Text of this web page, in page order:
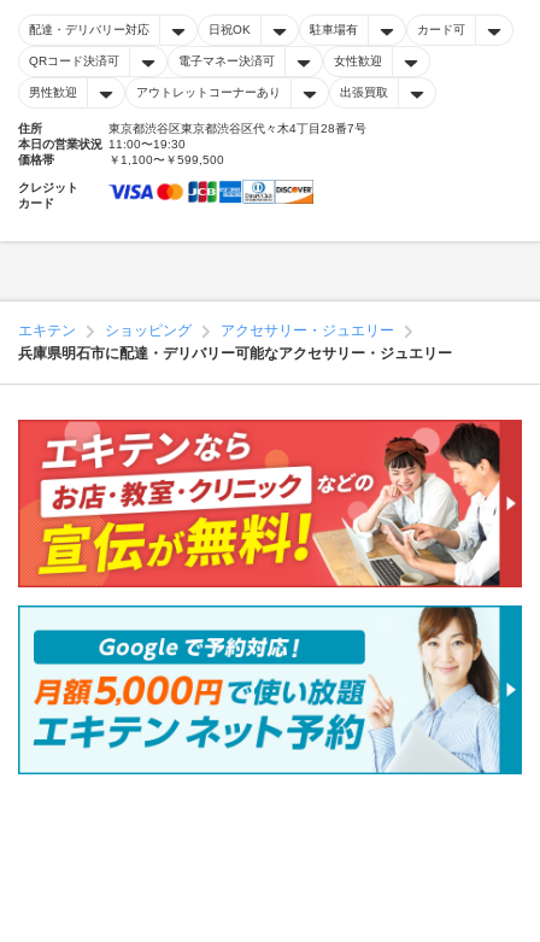
配達・デリバリー対応 日祝OK 駐車場有 カード可
QRコード決済可 電子マネー決済可 女性歓迎
男性歓迎 アウトレットコーナーあり 出張買取
住所
東京都渋谷区東京都渋谷区代々木4丁目28番7号
本日の営業状況 11:00〜19:30
価格帯
￥1,100〜￥599,500
クレジット
カード
エキテン ショッピング
アクセサリー・ジュエリー
兵庫県明石市に配達・デリバリー可能なアクセサリー・ジュエリー